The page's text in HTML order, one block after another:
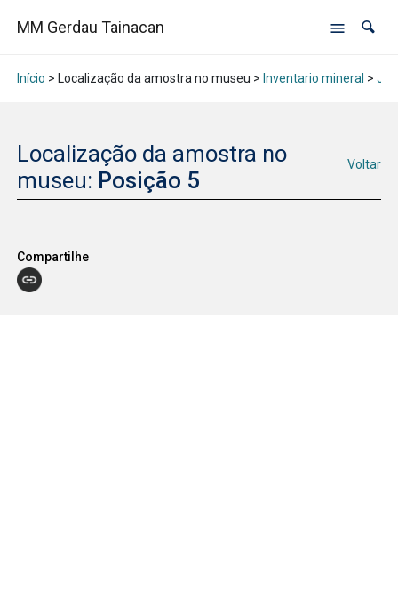
MM Gerdau Tainacan
Início > Localização da amostra no museu > Inventario mineral >
Localização da amostra no
museu: Posição 5
Voltar
Compartilhe